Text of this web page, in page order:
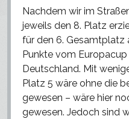
Nachdem wir im
jeweils den 8. Platz
für den 6. Gesamtplatz
Punkte vom
Deutschland. Mit
Platz 5 wäre ohne die
gewesen – wäre hier
gewesen. Jedoch sind